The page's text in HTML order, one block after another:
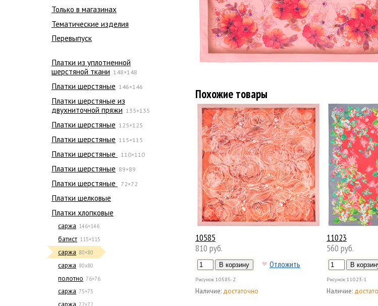
Только в магазинах
Тематические изделия
Перевыпуск
Платки из уплотненной
шерстяной ткани 148×148
Платки шерстяные 146×146
Платки шерстяные из
двухниточной пряжи 135×135
Платки шерстяные 125×125
Платки шерстяные 115×115
Платки шерстяные 110×110
Платки шерстяные 89×89
Платки шерстяные 72×72
Платки шелковые
Платки хлопковые
саржа 146×146
батист 115×115
саржа 80×80
саржа 80х80
полотно 76×76
саржа 75×75
саржа 72×72
Похожие товары
10585
810 руб.
Отложить
Рисунок 10585-2
Наличие: достаточно
11023
560 руб.
Рисунок 11023-1
Наличие: